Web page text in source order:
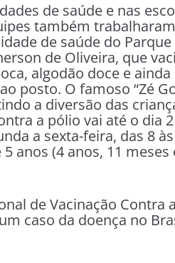
de saúde e nas
também
de saúde do Parque
de Oliveira, que
algodão doce e
posto. O famoso “Zé
a diversão das
a pólio vai até o dia
a sexta-feira, das 8
anos (4 anos, 11
de Vacinação Contra
caso da doença no